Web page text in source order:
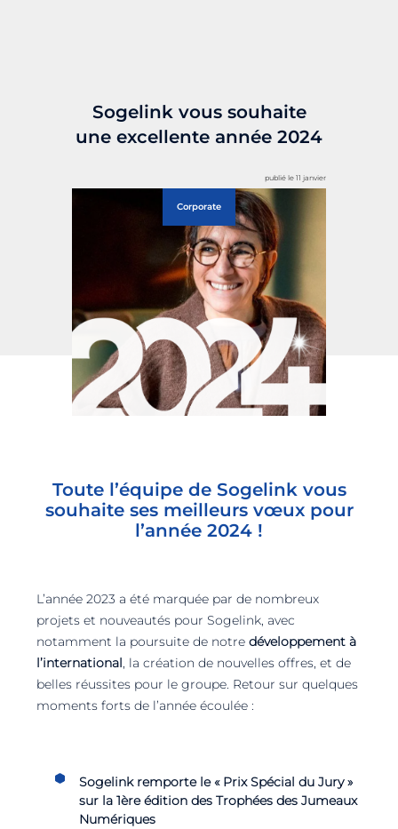
Sogelink vous souhaite
une excellente année 2024
publié le 11 janvier
Corporate
Toute l’équipe de Sogelink vous
souhaite ses meilleurs vœux pour
l’année 2024 !
L’année 2023 a été marquée par de nombreux
projets et nouveautés pour Sogelink, avec
notamment la poursuite de notre développement à
l’international, la création de nouvelles offres, et de
belles réussites pour le groupe. Retour sur quelques
moments forts de l’année écoulée :
Sogelink remporte le « Prix Spécial du Jury »
sur la 1ère édition des Trophées des Jumeaux
Numériques